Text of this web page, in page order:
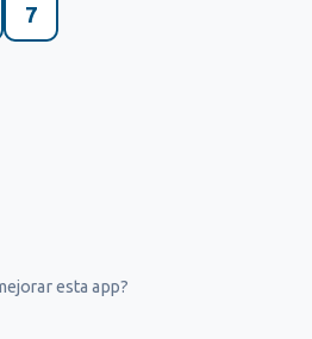
7
esta app?